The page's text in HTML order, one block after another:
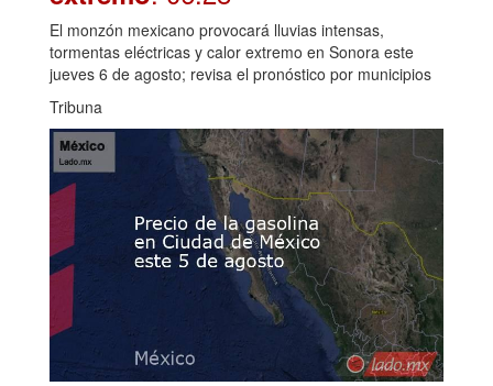
El monzón mexicano provocará lluvias intensas,
tormentas eléctricas y calor extremo en Sonora este
jueves 6 de agosto; revisa el pronóstico por municipios
Tribuna